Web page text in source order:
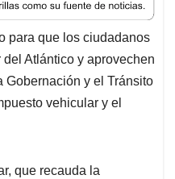
para que los ciudadanos
Atlántico y aprovechen
Gobernación y el Tránsito
vehicular y el
que recauda la